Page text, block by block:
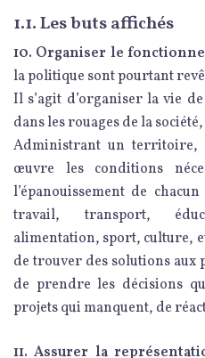
1.1. Les buts affichés
10. Organiser le
la politique sont pourtant
Il s’agit d’organiser la vie
dans les rouages de la
Administrant un territoire,
œuvre les conditions
l’épanouissement de
travail, transport,
alimentation, sport, culture,
de trouver des solutions aux
de prendre les décisions
projets qui manquent, de
11. Assurer la